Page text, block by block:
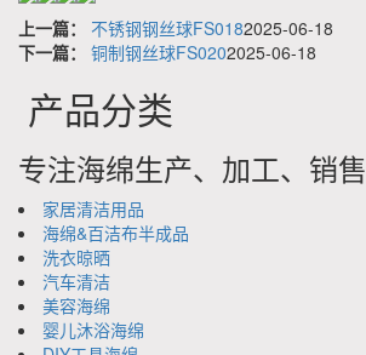
上一篇： 不锈钢钢丝球FS0182025-06-18
下一篇：
铜制钢丝球FS0202025-06-18
产品分类
专注海绵生产、加工、销售
家居清洁用品
海绵&百洁布半成品
洗衣晾晒
汽车清洁
美容海绵
婴儿沐浴海绵